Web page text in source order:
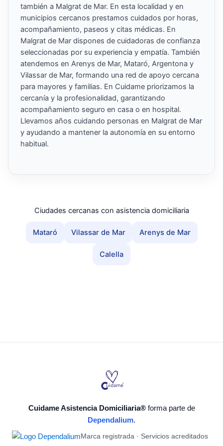
también a Malgrat de Mar. En esta localidad y en
municipios cercanos prestamos cuidados por horas,
acompañamiento, paseos y citas médicas. En
Malgrat de Mar dispones de cuidadoras de confianza
seleccionadas por su experiencia y empatía. También
atendemos en Arenys de Mar, Mataró, Argentona y
Vilassar de Mar, formando una red de apoyo cercana
para mayores y familias. En Cuidame priorizamos la
cercanía y la profesionalidad, garantizando
acompañamiento seguro en casa o en hospital.
Llevamos años cuidando personas en Malgrat de Mar
y ayudando a mantener la autonomía en su entorno
habitual.
Ciudades cercanas con asistencia domiciliaria
Mataró Vilassar de Mar Arenys de Mar
Calella
Cuidame Asistencia Domiciliaria®forma parte de
Dependalium.
Marca registrada · Servicios acreditados